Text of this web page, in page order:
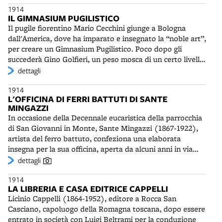
tempo ottenuto il permesso di usare il laghetto
ghiacciato e la polizia si impegna a tenere lontano coloro
che importunano i soci pattinatori. Il pattinaggio
invernale ai Giardini sarà consuetudine almeno fino agli
anni Quaranta: sulle sponde verrà montata persino una
tribuna di legno per gli spettatori.
1914
IL GIMNASIUM PUGILISTICO
Il pugile fiorentino Mario Cecchini giunge a Bologna
dall'America, dove ha imparato e insegnato la “noble art”,
per creare un Gimnasium Pugilistico. Poco dopo gli
succederà Gino Golfieri, un peso mosca di un certo livello,
che per vent'anni sarà istruttore alla Sezione Boxe della
arbitro e dirigente sportivo. Sarà considerato il vero
maestro dei migliori pugili bolognesi dell‘epoca, quali
Blasi, Badiali, Rossini.
dettagli
1914
L'OFFICINA DI FERRI BATTUTI DI SANTE
MINGAZZI
In occasione della Decennale eucaristica della parrocchia
di San Giovanni in Monte, Sante Mingazzi (1867-1922),
artista del ferro battuto, confeziona una elaborata
insegna per la sua officina, aperta da alcuni anni in via
Santo Stefano n. 28. Allievo di Giorgio Pasolini a
Mingazzi si è orientato fin dall'inizio della sua attività
verso moduli espressivi floreali, affiancando il gusto per
lo stile art nouveau a una rigorosa osservazione della
natura. I suoi lavori si distinguono “per un'abilità
dettagli
1914
LA LIBRERIA E CASA EDITRICE CAPPELLI
Licinio Cappelli (1864-1952), editore a Rocca San
Casciano, capoluogo della Romagna toscana, dopo essere
entrato in società con Luigi Beltrami per la conduzione